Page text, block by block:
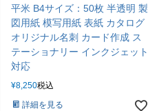
平米 B4サイズ：50枚 半透明 製
図用紙 模写用紙 表紙 カタログ
オリジナル名刺 カード作成 ス
テーショナリー インクジェット
対応
¥8,250税込
詳細を見る